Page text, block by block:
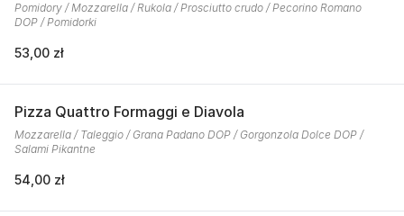
Pomidory / Mozzarella / Rukola / Prosciutto crudo / Pecorino Romano
DOP / Pomidorki
53,00 zł
Pizza Quattro Formaggi e Diavola
Mozzarella / Taleggio / Grana Padano DOP / Gorgonzola Dolce DOP /
Salami Pikantne
54,00 zł